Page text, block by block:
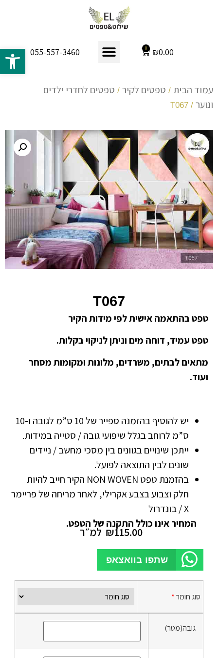
₪0.00
0
055-557-3460
עמוד הבית / טפטים לקיר / טפטים לחדרי ילדים
ונוער / T067
T067
טפט בהתאמה אישית לפי מידות הקיר
טפט עמיד, דוחה מים וניתן לניקוי בקלות.
מתאים לבתים, משרדים, מלונות ומקומות מסחר
ועוד.
יש להוסיף בהזמנה ספייר של 10 ס”מ לגובה ו-10
ס”מ לרוחב בגלל שיפועי גובה / סטייה במידות.
ייתכן שינויים בגוונים בין מסכי מחשב / ניידים
שונים לבין התוצאה לפועל.
בהזמנת טפט NON WOVEN הקיר חייב להיות
חלק וצבוע בצבע אקרילי, לאחר מריחה של פריימר
X / בונדרול
המחיר אינו כולל התקנה של הטפט.
₪115.00 למ״ר
שתפו בוואצאפ
סוג חומר*
גובה(מטר)